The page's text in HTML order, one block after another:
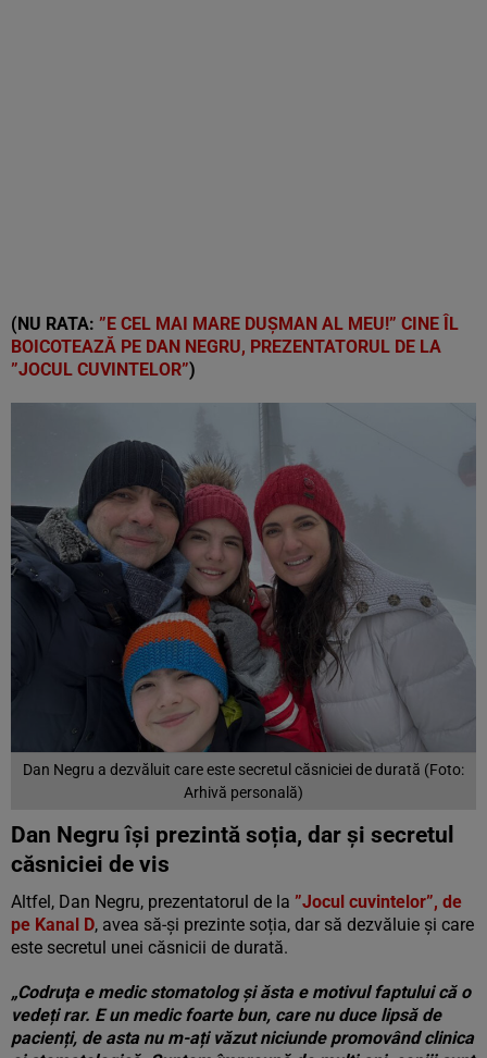
(NU RATA: ”E CEL MAI MARE DUȘMAN AL MEU!” CINE ÎL
BOICOTEAZĂ PE DAN NEGRU, PREZENTATORUL DE LA
”JOCUL CUVINTELOR”)
Dan Negru a dezvăluit care este secretul căsniciei de durată (Foto:
Arhivă personală)
Dan Negru își prezintă soția, dar și secretul
căsniciei de vis
Altfel, Dan Negru, prezentatorul de la ”Jocul cuvintelor”, de
pe Kanal D, avea să-și prezinte soția, dar să dezvăluie și care
este secretul unei căsnicii de durată.
„Codruţa e medic stomatolog și ăsta e motivul faptului că o
vedeți rar. E un medic foarte bun, care nu duce lipsă de
pacienți, de asta nu m-ați văzut niciunde promovând clinica